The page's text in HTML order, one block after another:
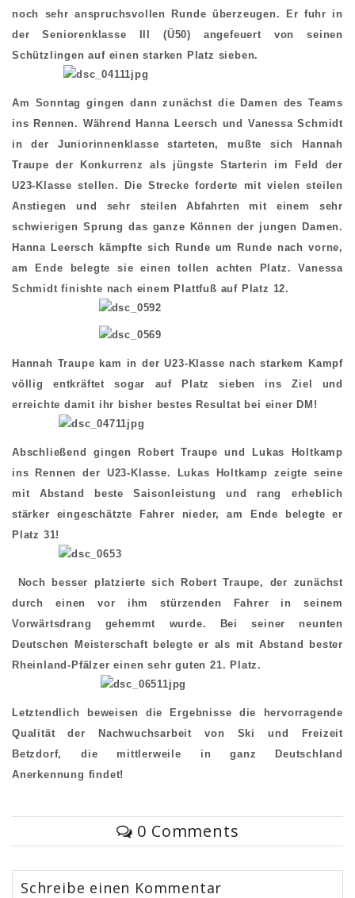
noch sehr anspruchsvollen Runde überzeugen. Er fuhr in
der Seniorenklasse III (Ü50) angefeuert von seinen
Schützlingen auf einen starken Platz sieben.
Am Sonntag gingen dann zunächst die Damen des Teams
ins Rennen. Während Hanna Leersch und Vanessa Schmidt
in der Juniorinnenklasse starteten, mußte sich Hannah
Traupe der Konkurrenz als jüngste Starterin im Feld der
U23-Klasse stellen. Die Strecke forderte mit vielen steilen
Anstiegen und sehr steilen Abfahrten mit einem sehr
schwierigen Sprung das ganze Können der jungen Damen.
Hanna Leersch kämpfte sich Runde um Runde nach vorne,
am Ende belegte sie einen tollen achten Platz. Vanessa
Schmidt finishte nach einem Plattfuß auf Platz 12.
Hannah Traupe kam in der U23-Klasse nach starkem Kampf
völlig entkräftet sogar auf Platz sieben ins Ziel und
erreichte damit ihr bisher bestes Resultat bei einer DM!
Abschließend gingen Robert Traupe und Lukas Holtkamp
ins Rennen der U23-Klasse. Lukas Holtkamp zeigte seine
mit Abstand beste Saisonleistung und rang erheblich
stärker eingeschätzte Fahrer nieder, am Ende belegte er
Platz 31!
Noch besser platzierte sich Robert Traupe, der zunächst
durch einen vor ihm stürzenden Fahrer in seinem
Vorwärtsdrang gehemmt wurde. Bei seiner neunten
Deutschen Meisterschaft belegte er als mit Abstand bester
Rheinland-Pfälzer einen sehr guten 21. Platz.
Letztendlich beweisen die Ergebnisse die hervorragende
Qualität der Nachwuchsarbeit von Ski und Freizeit
Betzdorf, die mittlerweile in ganz Deutschland
Anerkennung findet!
0 Comments
Schreibe einen Kommentar